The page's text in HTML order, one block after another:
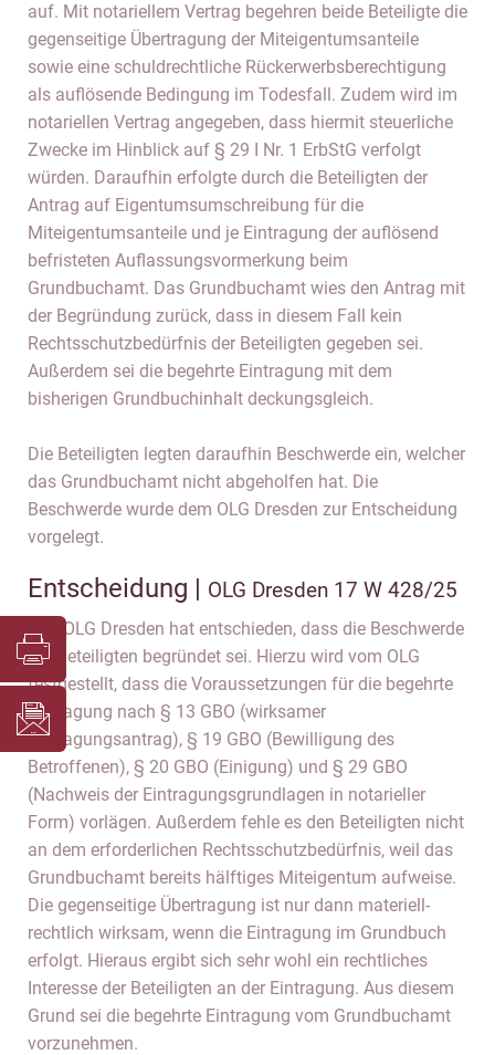
auf. Mit notariellem Vertrag begehren beide Beteiligte die
gegenseitige Übertragung der Miteigentumsanteile
sowie eine schuldrechtliche Rückerwerbsberechtigung
als auflösende Bedingung im Todesfall. Zudem wird im
notariellen Vertrag angegeben, dass hiermit steuerliche
Zwecke im Hinblick auf § 29 I Nr. 1 ErbStG verfolgt
würden. Daraufhin erfolgte durch die Beteiligten der
Antrag auf Eigentumsumschreibung für die
Miteigentumsanteile und je Eintragung der auflösend
befristeten Auflassungsvormerkung beim
Grundbuchamt. Das Grundbuchamt wies den Antrag mit
der Begründung zurück, dass in diesem Fall kein
Rechtsschutzbedürfnis der Beteiligten gegeben sei.
Außerdem sei die begehrte Eintragung mit dem
bisherigen Grundbuchinhalt deckungsgleich.
Die Beteiligten legten daraufhin Beschwerde ein, welcher
das Grundbuchamt nicht abgeholfen hat. Die
Beschwerde wurde dem OLG Dresden zur Entscheidung
vorgelegt.
Entscheidung | OLG Dresden 17 W 428/25
Das OLG Dresden hat entschieden, dass die Beschwerde
der Beteiligten begründet sei. Hierzu wird vom OLG
festgestellt, dass die Voraussetzungen für die begehrte
Eintragung nach § 13 GBO (wirksamer
Eintragungsantrag), § 19 GBO (Bewilligung des
Betroffenen), § 20 GBO (Einigung) und § 29 GBO
(Nachweis der Eintragungsgrundlagen in notarieller
Form) vorlägen. Außerdem fehle es den Beteiligten nicht
an dem erforderlichen Rechtsschutzbedürfnis, weil das
Grundbuchamt bereits hälftiges Miteigentum aufweise.
Die gegenseitige Übertragung ist nur dann materiell-
rechtlich wirksam, wenn die Eintragung im Grundbuch
erfolgt. Hieraus ergibt sich sehr wohl ein rechtliches
Interesse der Beteiligten an der Eintragung. Aus diesem
Grund sei die begehrte Eintragung vom Grundbuchamt
vorzunehmen.